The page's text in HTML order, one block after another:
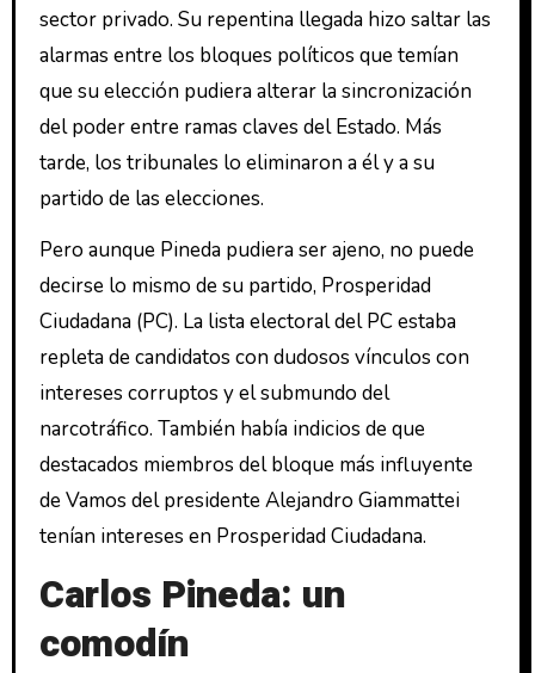
sector privado. Su repentina llegada hizo saltar las
alarmas entre los bloques políticos que temían
que su elección pudiera alterar la sincronización
del poder entre ramas claves del Estado. Más
tarde, los tribunales lo eliminaron a él y a su
partido de las elecciones.
Pero aunque Pineda pudiera ser ajeno, no puede
decirse lo mismo de su partido, Prosperidad
Ciudadana (PC). La lista electoral del PC estaba
repleta de candidatos con dudosos vínculos con
intereses corruptos y el submundo del
narcotráfico. También había indicios de que
destacados miembros del bloque más influyente
de Vamos del presidente Alejandro Giammattei
tenían intereses en Prosperidad Ciudadana.
Carlos Pineda: un
comodín